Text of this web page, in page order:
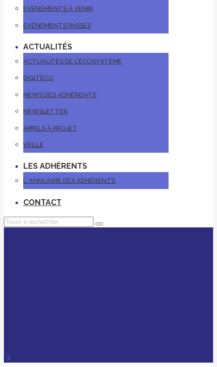
EVÉNEMENTS À VENIR
EVÉNEMENTS PASSÉS
ACTUALITÉS
ACTUALITÉS DE L’ÉCOSYSTÈME
DIGITÉCO
NEWS DES ADHÉRENTS
NEWSLETTER
APPELS À PROJET
VEILLE
LES ADHÉRENTS
L’ ANNUAIRE DES ADHÉRENTS
CONTACT